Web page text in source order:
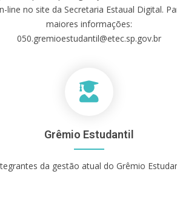
line no site da Secretaria Estaual Digital.
maiores informações:
050.gremioestudantil@etec.sp.gov.br
Grêmio Estudantil
da gestão atual do Grêmio